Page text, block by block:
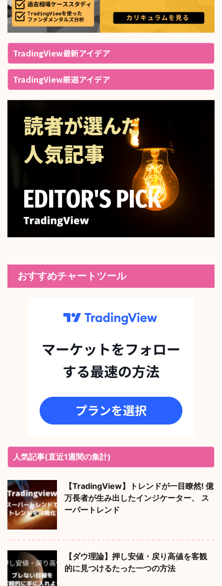
TradingView最新アイデア
TradingView厳選アイデア
おすすめチャートツール
人気記事(直近1週間の集計)
【TradingView】トレンドが一目瞭然! 億
万長者が生み出したインジケーター、 ス
ーパートレンド
【ダウ理論】押し安値・戻り高値を客観
的に見つけるたった一つの方法